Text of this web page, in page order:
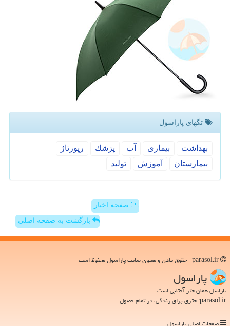
تگهای پاراسول
بهداشت بیماری آب پزشك
رپورتاژ
بیمارستان
آموزش تولید
صفحه اخبار
بازگشت به صفحه اصلی
پاراسول
پاراسل همان چتر آفتابی است
parasol.ir: چتری برای زندگی، در تمام فصول